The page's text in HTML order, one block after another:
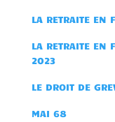
LA RETRAITE EN
LARETRAITE EN
2023
LE DROIT DE
MAI 68